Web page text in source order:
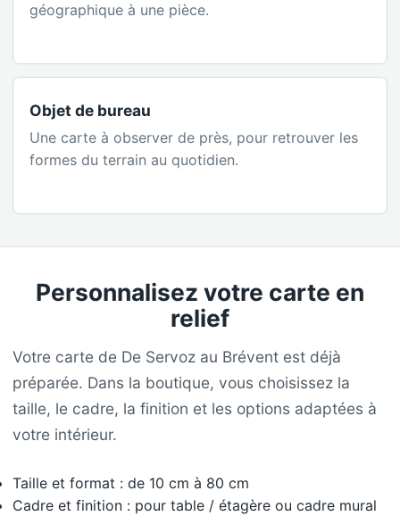
géographique à une pièce.
Objet de bureau
Une carte à observer de près, pour retrouver les
formes du terrain au quotidien.
Personnalisez votre carte en
relief
Votre carte de De Servoz au Brévent est déjà
préparée. Dans la boutique, vous choisissez la
taille, le cadre, la finition et les options adaptées à
votre intérieur.
Taille et format : de 10 cm à 80 cm
Cadre et finition : pour table / étagère ou cadre mural